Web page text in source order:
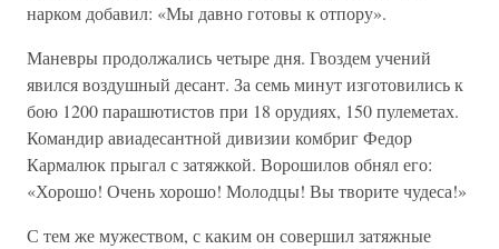
нарком добавил: «Мы давно готовы к отпору».
Маневры продолжались четыре дня. Гвоздем учений
явился воздушный десант. За семь минут изготовились к
бою 1200 парашютистов при 18 орудиях, 150 пулеметах.
Командир авиадесантной дивизии комбриг Федор
Кармалюк прыгал с затяжкой. Ворошилов обнял его:
«Хорошо! Очень хорошо! Молодцы! Вы творите чудеса!»
С тем же мужеством, с каким он совершил затяжные